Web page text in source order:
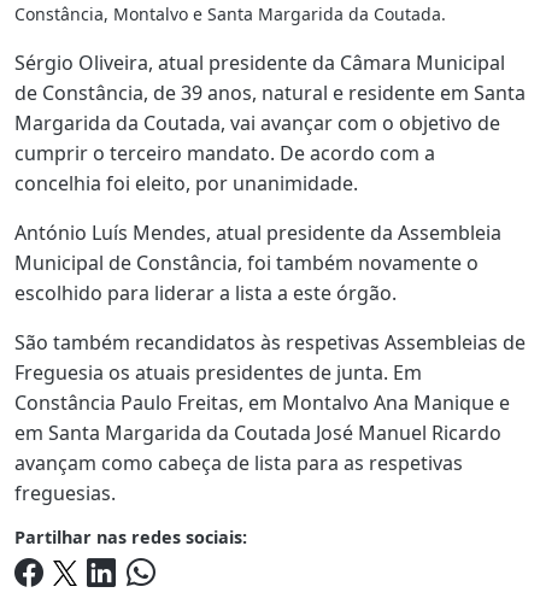
Constância, Montalvo e Santa Margarida da Coutada.
Sérgio Oliveira, atual presidente da Câmara Municipal
de Constância, de 39 anos, natural e residente em Santa
Margarida da Coutada, vai avançar com o objetivo de
cumprir o terceiro mandato. De acordo com a
concelhia foi eleito, por unanimidade.
António Luís Mendes, atual presidente da Assembleia
Municipal de Constância, foi também novamente o
escolhido para liderar a lista a este órgão.
São também recandidatos às respetivas Assembleias de
Freguesia os atuais presidentes de junta. Em
Constância Paulo Freitas, em Montalvo Ana Manique e
em Santa Margarida da Coutada José Manuel Ricardo
avançam como cabeça de lista para as respetivas
freguesias.
Partilhar nas redes sociais: